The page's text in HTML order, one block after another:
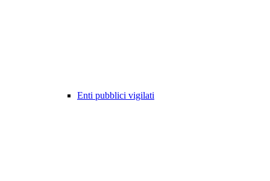
Enti pubblici vigilati